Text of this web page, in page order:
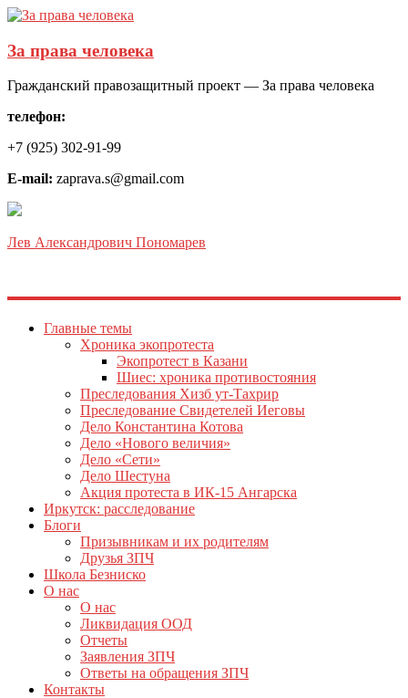
За права человека
Гражданский правозащитный проект — За права человека
телефон:
+7 (925) 302-91-99
E-mail: zaprava.s@gmail.com
Лев Александрович Пономарев
Главные темы
Хроника экопротеста
Экопротест в Казани
Шиес: хроника противостояния
Преследования Хизб ут-Тахрир
Преследование Свидетелей Иеговы
Дело Константина Котова
Дело «Нового величия»
Дело «Сети»
Дело Шестуна
Акция протеста в ИК-15 Ангарска
Иркутск: расследование
Блоги
Призывникам и их родителям
Друзья ЗПЧ
Школа Безниско
О нас
О нас
Ликвидация ООД
Отчеты
Заявления ЗПЧ
Ответы на обращения ЗПЧ
Контакты